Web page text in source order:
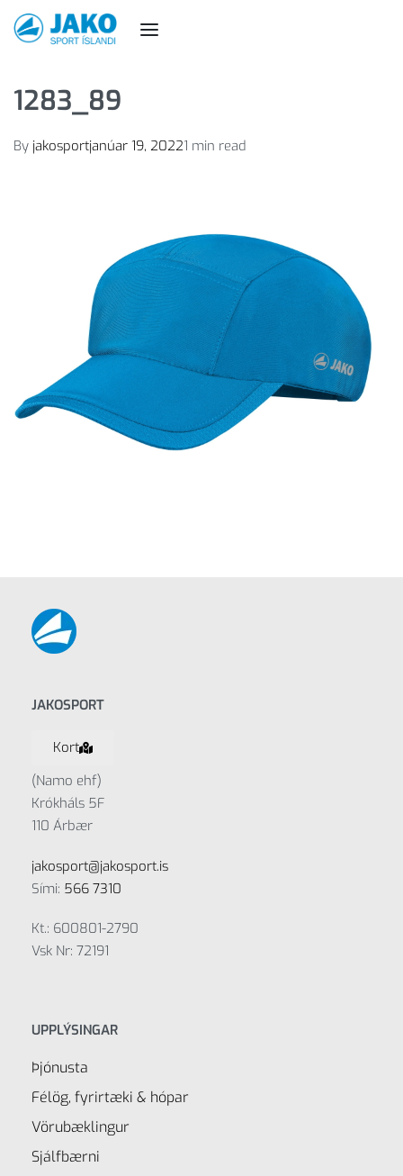
1283_89
By jakosportjanúar 19, 20221 min read
JAKOSPORT
Kort
(Namo ehf)
Krókháls 5F
110 Árbær
jakosport@jakosport.is
Sími: 566 7310
Kt.: 600801-2790
Vsk Nr: 72191
UPPLÝSINGAR
Þjónusta
Félög, fyrirtæki & hópar
Vörubæklingur
Sjálfbærni